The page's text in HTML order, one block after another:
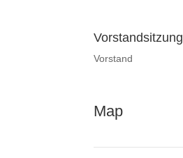
Vorstandsitzung
Vorstand
Map